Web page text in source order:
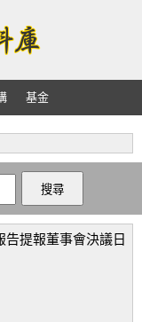
基金
提報董事會決議日